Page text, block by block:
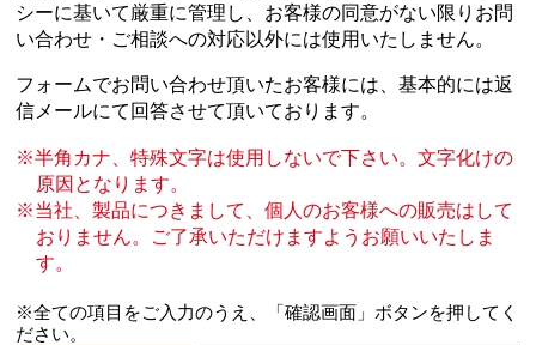
シーに基いて厳重に管理し、 お客様の同意がない限りお問
い合わせ・ご相談への対応以外には使用いたしません。
フォームでお問い合わせ頂いたお客様には、基本的には返
信メールにて回答させて頂いております。
半角カナ、特殊文字は使用しないで下さい。文字化けの
原因となります。
当社、製品につきまして、個人のお客様への販売はして
おりません。
ご了承いただけますようお願いいたしま
す。
※全ての項目をご入力のうえ、「確認画面」ボタンを押してく
ださい。